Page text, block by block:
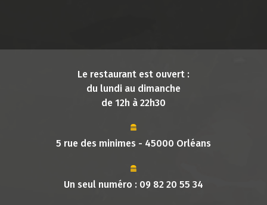
Le restaurant est ouvert :
du lundi au dimanche
de 12h à 22h30
5 rue des minimes - 45000 Orléans
Un seul numéro : 09 82 20 55 34